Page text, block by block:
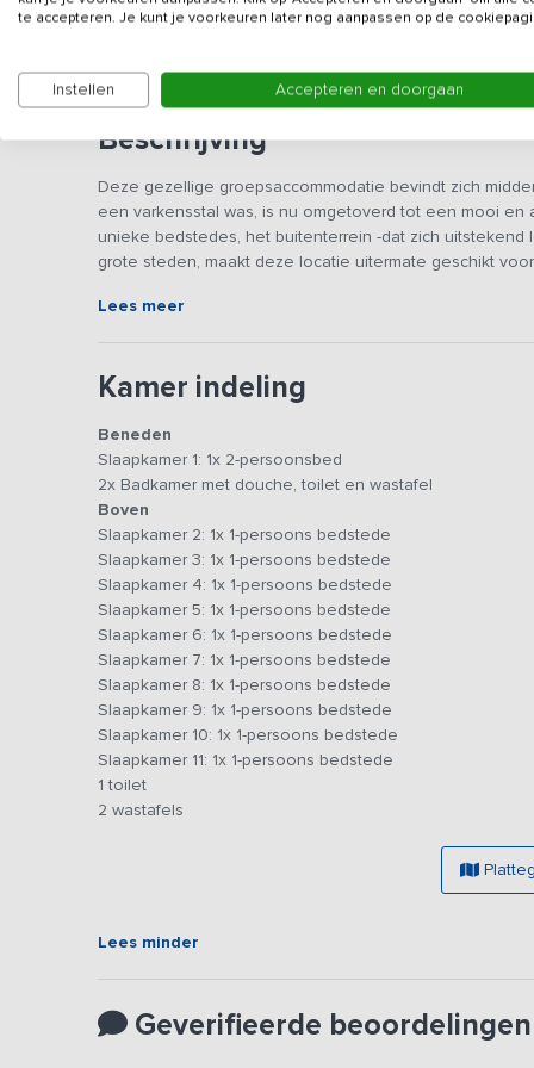
Gegevens van de
Beschrijving
Deze gezellige groepsaccommodatie bevindt zich
een varkensstal was, is nu omgetoverd tot een mooi en
unieke bedstedes, het buitenterrein -dat zich
grote steden, maakt deze locatie uitermate geschikt
De gezamenlijke ruimte is een knusse plek om samen
vaatwasser, koelkast en voldoende keukengerei om
na te tafelen, waarbij de kachel zorgt voor een
Beneden bevindt zich een 2-persoonskamer, zodat
hoeven om te slapen. Via de houten trap kom je op de
voor jong en oud een bijzondere ervaring zal zijn!
voldoende ruimte en tijd heeft om zich klaar te maken
Vervelen is hier niet aan de orde, er is op en rondom
trampoline tot een potje beachvolleybal en van
de verhuurders (en eventuele andere gasten op het
of familieweekend!
Lees meer
Kamer indeling
Beneden
Slaapkamer 1: 1x 2-persoonsbed
2x Badkamer met douche, toilet en wastafel
Boven
Slaapkamer 2: 1x 1-persoons bedstede
Slaapkamer 3: 1x 1-persoons bedstede
Slaapkamer 4: 1x 1-persoons bedstede
Slaapkamer 5: 1x 1-persoons bedstede
Slaapkamer 6: 1x 1-persoons bedstede
Slaapkamer 7: 1x 1-persoons bedstede
Slaapkamer 8: 1x 1-persoons bedstede
Slaapkamer 9: 1x 1-persoons bedstede
Slaapkamer 10: 1x 1-persoons bedstede
Slaapkamer 11: 1x 1-persoons bedstede
1 toilet
2 wastafels
Lees minder
Geverifieerde beoordelingen
te accepteren. Je kunt je voorkeuren later nog aanpassen op de
Instellen Accepteren en doorgaan